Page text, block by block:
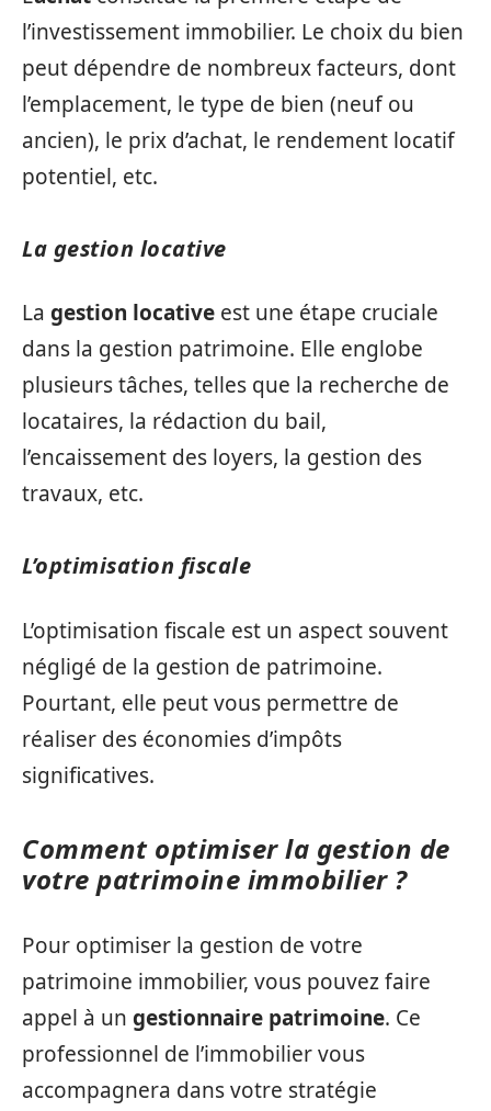
l’investissement immobilier. Le choix du bien
peut dépendre de nombreux facteurs, dont
l’emplacement, le type de bien (neuf ou
ancien), le prix d’achat, le rendement locatif
potentiel, etc.
La gestion locative
La gestion locative est une étape cruciale
dans la gestion patrimoine. Elle englobe
plusieurs tâches, telles que la recherche de
locataires, la rédaction du bail,
l’encaissement des loyers, la gestion des
travaux, etc.
L’optimisation fiscale
L’optimisation fiscale est un aspect souvent
négligé de la gestion de patrimoine.
Pourtant, elle peut vous permettre de
réaliser des économies d’impôts
significatives.
Comment optimiser la gestion de
votre patrimoine immobilier ?
Pour optimiser la gestion de votre
patrimoine immobilier, vous pouvez faire
appel à un gestionnaire patrimoine. Ce
professionnel de l’immobilier vous
accompagnera dans votre stratégie